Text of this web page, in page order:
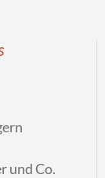
und Co.